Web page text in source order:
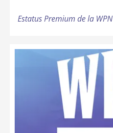
Estatus Premium de la WPN